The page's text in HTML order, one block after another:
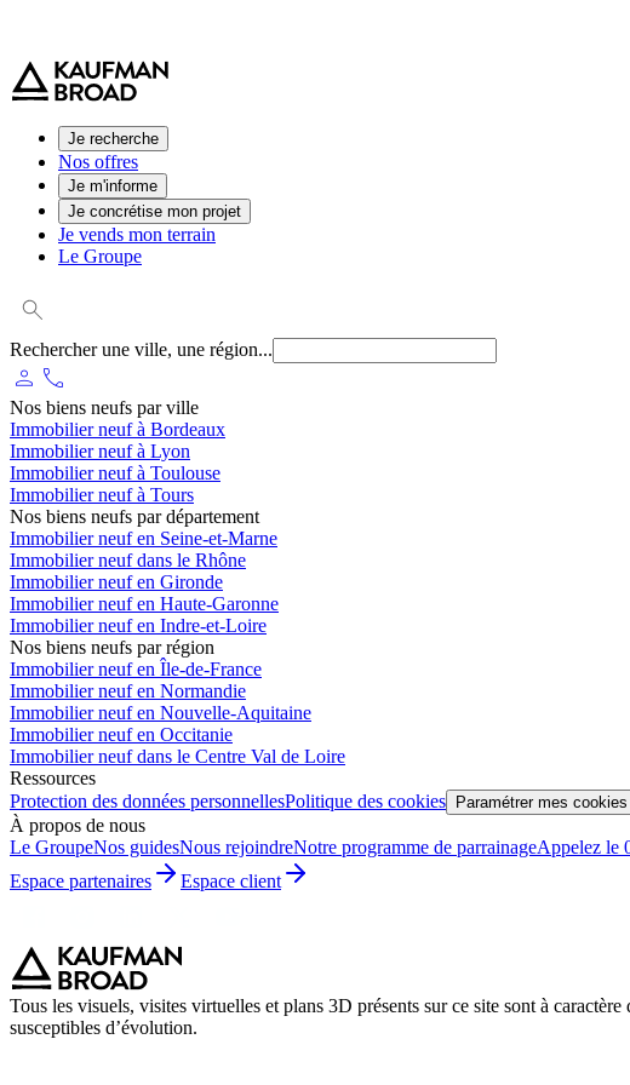
Je recherche
Nos offres
Je m'informe
Je concrétise mon projet
Je vends mon terrain
Le Groupe
Rechercher une ville, une région...
person phone
Nos biens neufs par ville
Immobilier neuf à Bordeaux
Immobilier neuf à Lyon
Immobilier neuf à Toulouse
Immobilier neuf à Tours
Nos biens neufs par département
Immobilier neuf en Seine-et-Marne
Immobilier neuf dans le Rhône
Immobilier neuf en Gironde
Immobilier neuf en Haute-Garonne
Immobilier neuf en Indre-et-Loire
Nos biens neufs par région
Immobilier neuf en Île-de-France
Immobilier neuf en Normandie
Immobilier neuf en Nouvelle-Aquitaine
Immobilier neuf en Occitanie
Immobilier neuf dans le Centre Val de Loire
Ressources
Protection des données personnellesPolitique des cookies Paramétrer mes cookies
À propos de nous
Le GroupeNos guidesNous rejoindreNotre programme de parrainageAppelez le
Espace partenaires
Espace client
Tous les visuels, visites virtuelles et plans 3D présents sur ce site sont à
susceptibles d’évolution.